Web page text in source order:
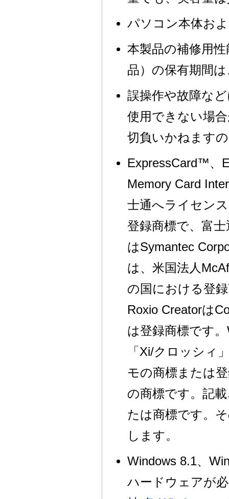
パソコン本体お
本製品の補修用
品）の保有期間
誤操作や故障な
使用できない場
切負いかねます
ExpressCard™、
Memory Card
士通へライセン
登録商標で、富
はSymantec
は、米国法人
の国における登
Roxio Creatorは
は登録商標です
「Xi/クロッシィ
モの商標または
の商標です。記
たは商標です。
します。
Windows 8.1、
ハードウェアが